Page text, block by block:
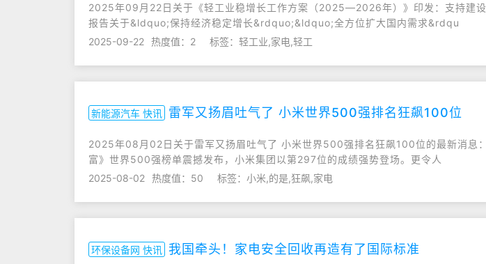
2025年09月22日关于《轻工业稳增长工作方案（2025—2026年）》印发：支持建
报告关于&ldquo;保持经济稳定增长&rdquo;&ldquo;全方位扩大国内需求&rdqu
2025-09-22 热度值：2 标签：轻工业,家电,轻工
新能源汽车 快讯 雷军又扬眉吐气了 小米世界500强排名狂飙100位
2025年08月02日关于雷军又扬眉吐气了 小米世界500强排名狂飙100位的最新消
富》世界500强榜单震撼发布，小米集团以第297位的成绩强势登场。更令人
2025-08-02 热度值：50 标签：小米,的是,狂飙,家电
环保设备网 快讯 我国牵头！家电安全回收再造有了国际标准